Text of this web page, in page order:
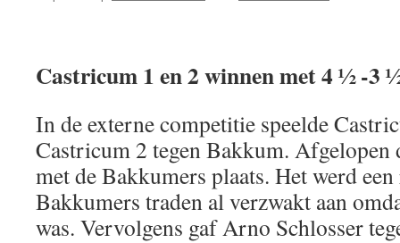
Castricum 1 en 2 winnen met 4 ½ -3
In de externe competitie speelde
Castricum 2 tegen Bakkum. Afgelopen
met de Bakkumers plaats. Het werd
Bakkumers traden al verzwakt aan
was. Vervolgens gaf Arno Schlosser